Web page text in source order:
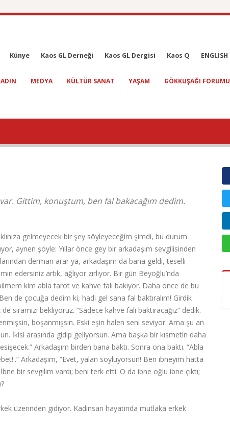
Künye Kaos GL Derneği Kaos GL Dergisi Kaos Q ENGLISH
MEDYA KÜLTÜR SANAT YAŞAM GÖKKUŞAĞI FORUMU
Gittim, konuştum, ben fal bakacağım dedim.
gelmeyecek bir şey söyleyeceğim şimdi, bu durum
aynen şöyle: Yıllar önce gey bir arkadaşım sevgilisinden
derman arar ya, arkadaşım da bana geldi, teselli
edersiniz artık, ağlıyor zırlıyor. Bir gün Beyoğlu’nda
kim abla tarot ve kahve falı bakıyor. Daha önce de bu
de çocuğa dedim ki, hadi gel sana fal baktıralım! Girdik
bekliyoruz. “Sadece kahve falı baktıracağız” dedik.
boşanmışsın. Eski eşin halen seni seviyor. Ama şu an
İkisi arasında gidip geliyorsun. Ama başka bir kısmetin daha
Arkadaşım birden bana baktı. Sonra ona baktı. “Abla
Arkadaşım, “Evet, yalan söylüyorsun! Ben ibneyim hatta
bir sevgilim vardı; beni terk etti. O da ibne oğlu ibne çıktı;
üzerinden gidiyor. Kadınsan hayatında mutlaka erkek